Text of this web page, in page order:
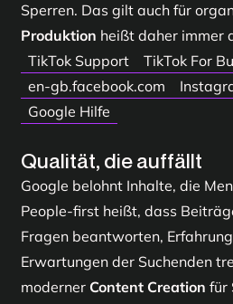
Sperren. Das gilt auch für
Produktion heißt daher immer
TikTok Support
TikTok For
en-gb.facebook.com
Google Hilfe
Qualität, die auffällt
Google belohnt Inhalte, die
People-first heißt, dass
Fragen beantworten,
Erwartungen der Suchenden
moderner Content Creation für